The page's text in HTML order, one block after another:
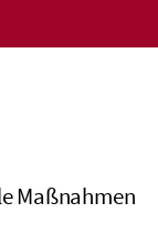
Maßnahmen